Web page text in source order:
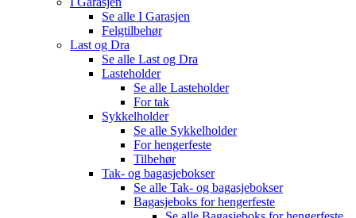
Se alle I Garasjen
Felgtilbehør
Last og Dra
Se alle Last og Dra
Lasteholder
Se alle Lasteholder
For tak
Sykkelholder
Se alle Sykkelholder
For hengerfeste
Tilbehør
Tak- og bagasjebokser
Se alle Tak- og bagasjebokser
Bagasjeboks for hengerfeste